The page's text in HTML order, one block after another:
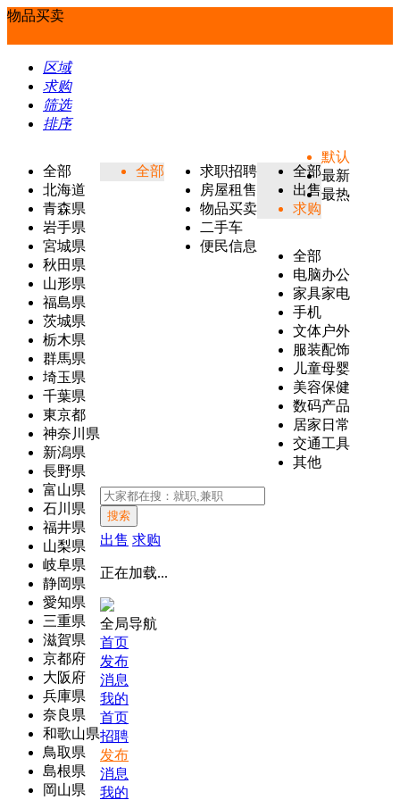
物品买卖
区域
求购
筛选
排序
全部
北海道
青森県
岩手県
宮城県
秋田県
山形県
福島県
茨城県
栃木県
群馬県
埼玉県
千葉県
東京都
神奈川県
新潟県
長野県
富山県
石川県
福井県
山梨県
岐阜県
静岡県
愛知県
三重県
滋賀県
京都府
大阪府
兵庫県
奈良県
和歌山県
鳥取県
島根県
岡山県
全部
求职招聘
房屋租售
物品买卖
二手车
便民信息
全部
出售
求购
全部
电脑办公
家具家电
手机
文体户外
服装配饰
儿童母婴
美容保健
数码产品
居家日常
交通工具
其他
默认
最新
最热
搜索
出售 求购
正在加载...
全局导航
首页
发布
消息
我的
首页
招聘
发布
消息
我的